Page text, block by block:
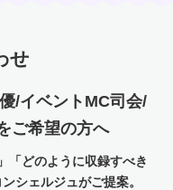
せ
/イベントMC司会/
ご希望の方へ
「どのように収録すべき
シェルジュがご提案。